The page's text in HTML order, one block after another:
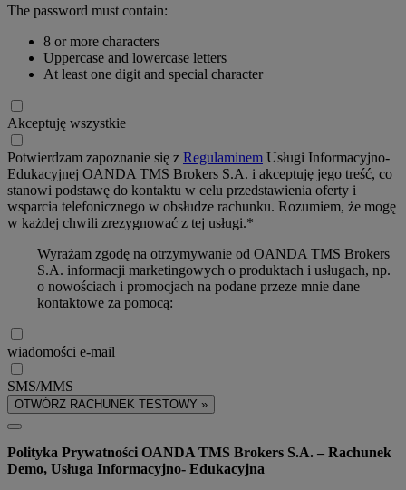
The password must contain:
8 or more characters
Uppercase and lowercase letters
At least one digit and special character
Akceptuję wszystkie
Potwierdzam zapoznanie się z Regulaminem Usługi Informacyjno-
Edukacyjnej OANDA TMS Brokers S.A. i akceptuję jego treść, co
stanowi podstawę do kontaktu w celu przedstawienia oferty i
wsparcia telefonicznego w obsłudze rachunku. Rozumiem, że mogę
w każdej chwili zrezygnować z tej usługi.*
Wyrażam zgodę na otrzymywanie od OANDA TMS Brokers
S.A. informacji marketingowych o produktach i usługach, np.
o nowościach i promocjach na podane przeze mnie dane
kontaktowe za pomocą:
wiadomości e-mail
SMS/MMS
OTWÓRZ RACHUNEK TESTOWY »
Polityka Prywatności OANDA TMS Brokers S.A. – Rachunek
Demo, Usługa Informacyjno- Edukacyjna